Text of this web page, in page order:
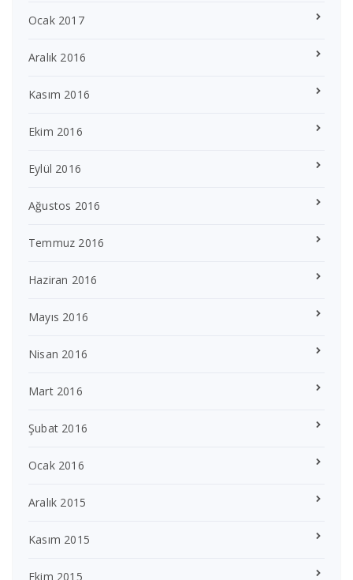
Ocak 2017
Aralık 2016
Kasım 2016
Ekim 2016
Eylül 2016
Ağustos 2016
Temmuz 2016
Haziran 2016
Mayıs 2016
Nisan 2016
Mart 2016
Şubat 2016
Ocak 2016
Aralık 2015
Kasım 2015
Ekim 2015